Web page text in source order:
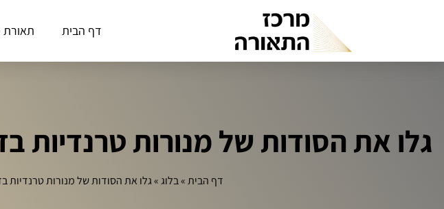
דף הבית תאורת
גלו את הסודות של מנורות טרנדיות
דף הבית»בלוג»גלו את הסודות של מנורות טרנדיות